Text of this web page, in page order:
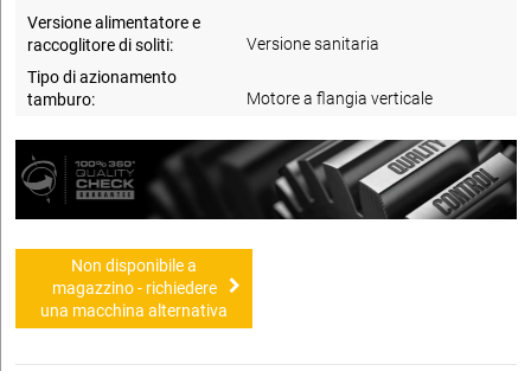
Versione alimentatore e
raccoglitore di soliti:
Versione sanitaria
Tipo di azionamento
tamburo:
Motore a flangia verticale
Non disponibile a
magazzino - richiedere
una macchina alternativa